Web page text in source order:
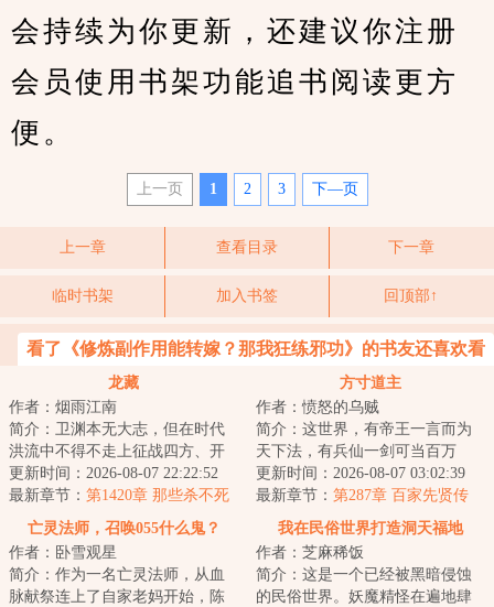
会持续为你更新，还建议你注册
会员使用书架功能追书阅读更方
便。
上一页 1 2 3 下—页
上一章 查看目录 下一章
临时书架 加入书签 回顶部↑
看了《修炼副作用能转嫁？那我狂练邪功》的书友还喜欢看
龙藏
作者：烟雨江南
简介：卫渊本无大志，但在时代
洪流中不得不走上征战四方、开
疆辟土之路，直至关山踏尽，未
曾白头。不正经...
更新时间：2026-08-07 22:22:52
最新章节： 第1420章 那些杀不死
我的
方寸道主
作者：愤怒的乌贼
简介：这世界，有帝王一言而为
天下法，有兵仙一剑可当百万
师，有儒圣一卷春秋定纲常，有
道尊一指长青演造...
更新时间：2026-08-07 03:02:39
最新章节： 第287章 百家先贤传
亡灵法师，召唤055什么鬼？
作者：卧雪观星
简介：作为一名亡灵法师，从血
脉献祭连上了自家老妈开始，陈
我在民俗世界打造洞天福地
作者：芝麻稀饭
简介：这是一个已经被黑暗侵蚀
的民俗世界。妖魔精怪在遍地肆